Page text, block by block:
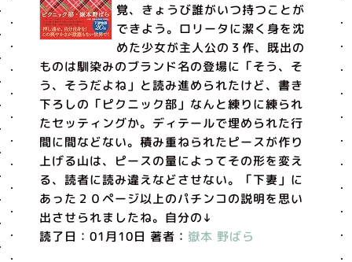
覚、きょうび誰がいつ持つことが
できよう。ロリータに潔く身を沈
めた少女が主人公の３作、既出の
ものは馴染みのブランド名の登場に「そう、そ
う、そうだよね」と読み進められたけど、書き
下ろしの「ピクニック部」なんと練りに練られ
たセッティングか。ディテールで埋められた行
間に間などない。積み重ねられたピースが作り
上げる山は、ピースの量によってその形を変え
る、読者に読み違えなどさせない。「下妻」に
あった２０ページ以上のパチンコの説明を思い
出させられましたね。自分の↓
読了日：01月10日 著者： 嶽本 野ばら